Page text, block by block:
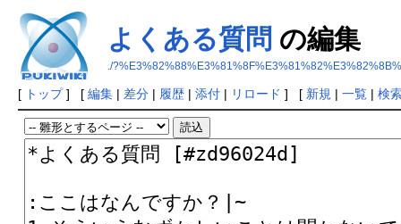
よくある質問 の編集
./
[ トップ] [ 編集| 差分| 履歴| 添付| リロード ] [ 新規 | 一覧| 検